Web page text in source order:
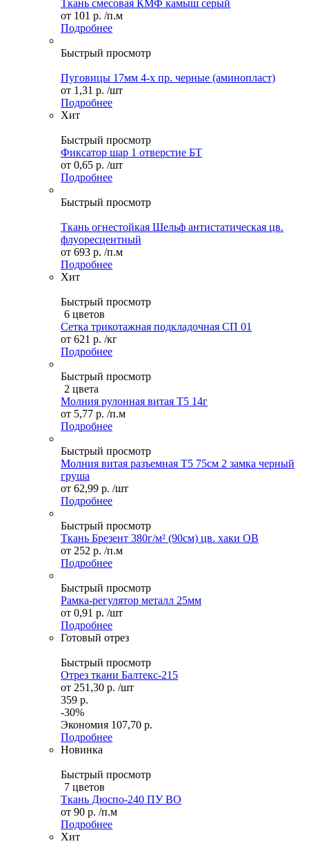
Ткань смесовая КМФ камыш серый
от 101 р. /п.м
Подробнее
Быстрый просмотр
Пуговицы 17мм 4-х пр. черные (аминопласт)
от 1,31 р. /шт
Подробнее
Хит
Быстрый просмотр
Фиксатор шар 1 отверстие БТ
от 0,65 р. /шт
Подробнее
Быстрый просмотр
Ткань огнестойкая Шельф антистатическая цв.
флуоресцентный
от 693 р. /п.м
Подробнее
Хит
Быстрый просмотр
6 цветов
Сетка трикотажная подкладочная СП 01
от 621 р. /кг
Подробнее
Быстрый просмотр
2 цвета
Молния рулонная витая Т5 14г
от 5,77 р. /п.м
Подробнее
Быстрый просмотр
Молния витая разъемная Т5 75см 2 замка черный
груша
от 62,99 р. /шт
Подробнее
Быстрый просмотр
Ткань Брезент 380г/м² (90см) цв. хаки ОВ
от 252 р. /п.м
Подробнее
Быстрый просмотр
Рамка-регулятор металл 25мм
от 0,91 р. /шт
Подробнее
Готовый отрез
Быстрый просмотр
Отрез ткани Балтекс-215
от 251,30 р. /шт
359 р.
-30%
Экономия 107,70 р.
Подробнее
Новинка
Быстрый просмотр
7 цветов
Ткань Дюспо-240 ПУ ВО
от 90 р. /п.м
Подробнее
Хит